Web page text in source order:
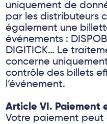
uniquement de
par les distributeurs
également une
événements :
DIGITICK… Le
concerne
contrôle des billets
l’événement.
Article VI. Paiement
Votre paiement peut